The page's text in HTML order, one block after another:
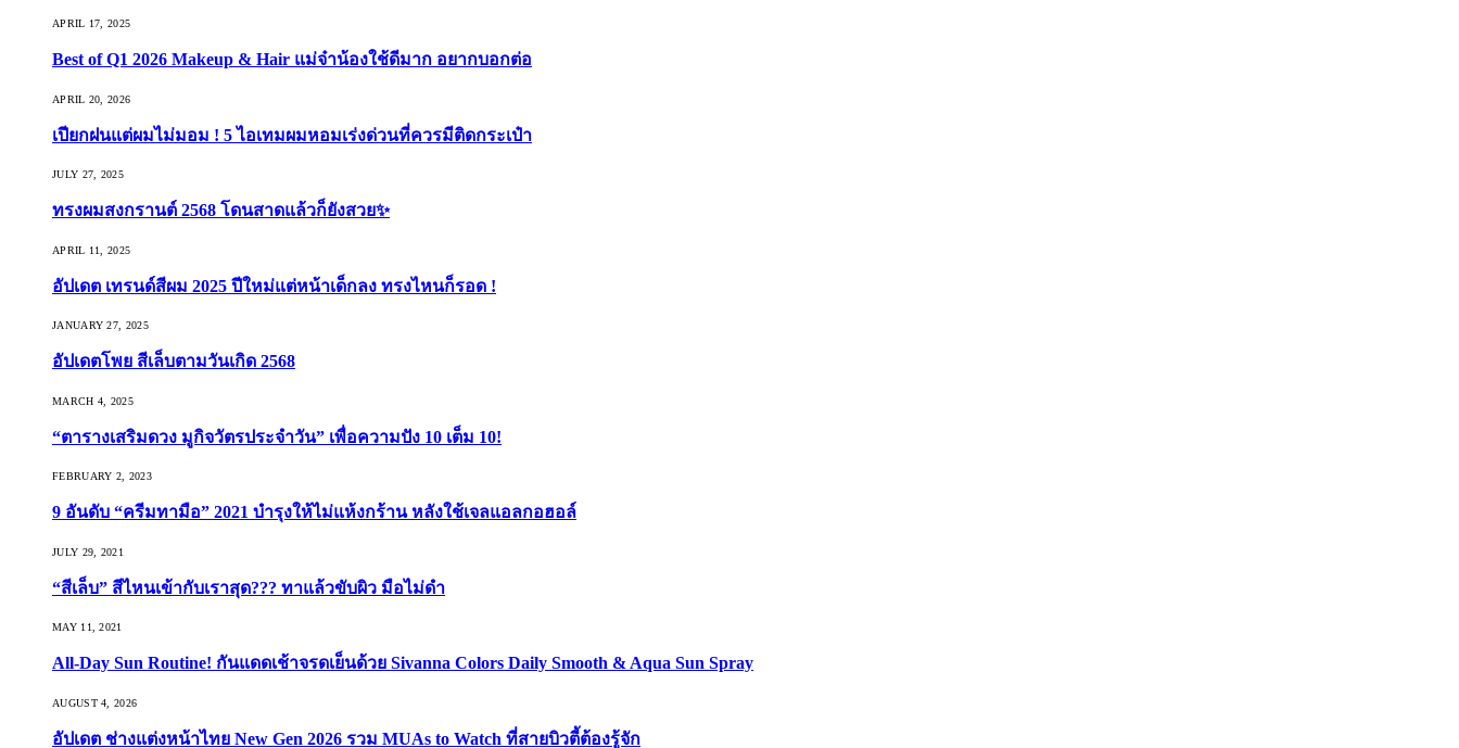
APRIL 17, 2025
Best of Q1 2026 Makeup & Hair แม่จ๋าน้องใช้ดีมาก อยากบอกต่อ
APRIL 20, 2026
เปียกฝนแต่ผมไม่มอม ! 5 ไอเทมผมหอมเร่งด่วนที่ควรมีติดกระเป๋า
JULY 27, 2025
ทรงผมสงกรานต์ 2568 โดนสาดแล้วก็ยังสวย✨
APRIL 11, 2025
อัปเดต เทรนด์สีผม 2025 ปีใหม่แต่หน้าเด็กลง ทรงไหนก็รอด !
JANUARY 27, 2025
อัปเดตโพย สีเล็บตามวันเกิด 2568
MARCH 4, 2025
“ตารางเสริมดวง มูกิจวัตรประจำวัน” เพื่อความปัง 10 เต็ม 10!
FEBRUARY 2, 2023
9 อันดับ “ครีมทามือ” 2021 บำรุงให้ไม่แห้งกร้าน หลังใช้เจลแอลกอฮอล์
JULY 29, 2021
“สีเล็บ” สีไหนเข้ากับเราสุด??? ทาแล้วขับผิว มือไม่ดำ
MAY 11, 2021
All-Day Sun Routine! กันแดดเช้าจรดเย็นด้วย Sivanna Colors Daily Smooth & Aqua Sun Spray
AUGUST 4, 2026
อัปเดต ช่างแต่งหน้าไทย New Gen 2026 รวม MUAs to Watch ที่สายบิวตี้ต้องรู้จัก